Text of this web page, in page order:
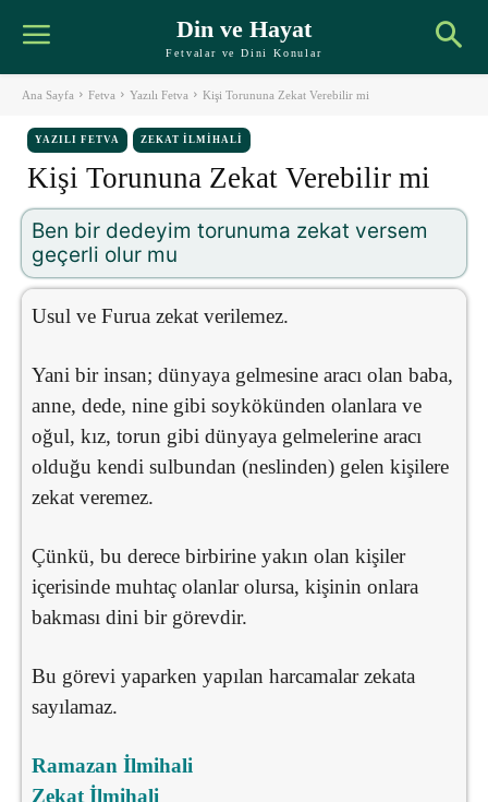
Din ve Hayat
Fetvalar ve Dini Konular
Ana Sayfa Fetva Yazılı Fetva Kişi Torununa Zekat Verebilir mi
YAZILI FETVA ZEKAT İLMIHALI
Kişi Torununa Zekat Verebilir mi
Ben bir dedeyim torunuma zekat versem
geçerli olur mu
Usul ve Furua zekat verilemez.
Yani bir insan; dünyaya gelmesine aracı olan baba,
anne, dede, nine gibi soykökünden olanlara ve
oğul, kız, torun gibi dünyaya gelmelerine aracı
olduğu kendi sulbundan (neslinden) gelen kişilere
zekat veremez.
Çünkü, bu derece birbirine yakın olan kişiler
içerisinde muhtaç olanlar olursa, kişinin onlara
bakması dini bir görevdir.
Bu görevi yaparken yapılan harcamalar zekata
sayılamaz.
Ramazan İlmihali
Zekat İlmihali